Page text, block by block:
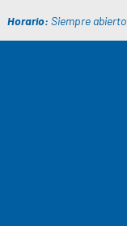
Horario: Siempre abierto